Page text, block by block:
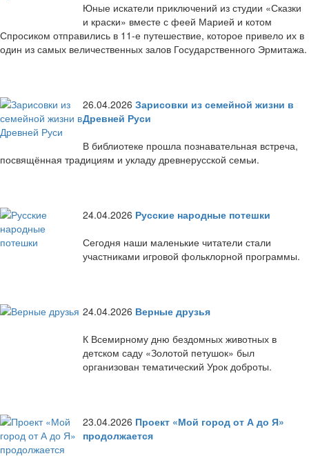
Юные искатели приключений из студии «Сказки
и краски» вместе с феей Марией и котом
Спросиком отправились в 11-е путешествие, которое привело их в
один из самых величественных залов Государственного Эрмитажа.
26.04.2026 Зарисовки из семейной жизни в
Древней Руси
В библиотеке прошла познавательная встреча,
посвящённая традициям и укладу древнерусской семьи.
24.04.2026 Русские народные потешки
Сегодня наши маленькие читатели стали
участниками игровой фольклорной программы.
24.04.2026 Верные друзья
К Всемирному дню бездомных животных в
детском саду «Золотой петушок» был
организован тематический Урок доброты.
23.04.2026 Проект «Мой город от А до Я»
продолжается